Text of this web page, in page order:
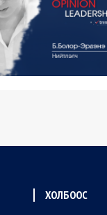
ХОЛБООС